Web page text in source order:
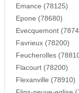
Emance (78125)
Epone (78680)
Evecquemont
Favrieux (78200)
Feucherolles
Flacourt (78200)
Flexanville (78910)